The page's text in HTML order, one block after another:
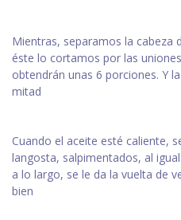
Mientras, separamos la cabeza
éste lo cortamos por las
obtendrán unas 6 porciones. Y
mitad
Cuando el aceite esté caliente,
langosta, salpimentados, al
a lo largo, se le da la vuelta de
bien